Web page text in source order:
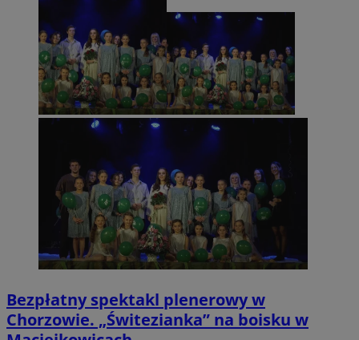
Bezpłatny spektakl plenerowy w
Chorzowie. „Świtezianka” na boisku w